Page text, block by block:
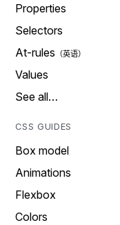
Properties
Selectors
At-rules
Values
See all…
CSS GUIDES
Box model
Animations
Flexbox
Colors